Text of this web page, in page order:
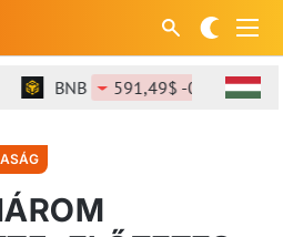
BNB 591,49$ -0,06%